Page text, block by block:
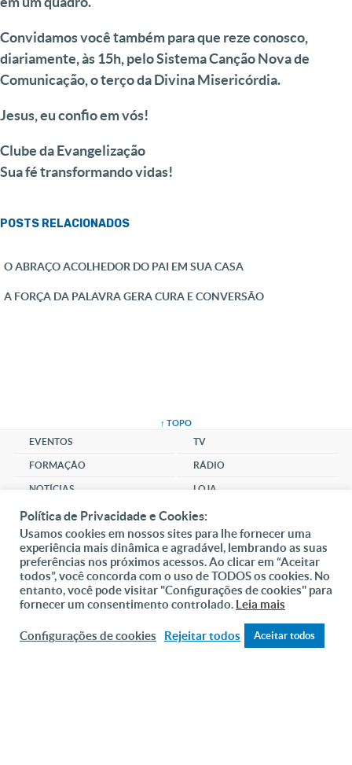
Convidamos você também para que reze conosco,
diariamente, às 15h, pelo Sistema Canção Nova de
Comunicação, o terço da Divina Misericórdia.
Jesus, eu confio em vós!
Clube da Evangelização
Sua fé transformando vidas!
POSTS RELACIONADOS
O ABRAÇO ACOLHEDOR DO PAI EM SUA CASA
A FORÇA DA PALAVRA GERA CURA E CONVERSÃO
↑ TOPO
EVENTOS
FORMAÇÃO
NOTÍCIAS
MÚSICA
CLUBE
SANTUÁRIO
COMUNIDADE
SOCIAL
TV
RÁDIO
LOJA
DAI-ME ALMAS
Política de Privacidade e Cookies:
Usamos cookies em nossos sites para lhe fornecer uma
experiência mais dinâmica e agradável, lembrando as suas
preferências nos próximos acessos. Ao clicar em “Aceitar
todos”, você concorda com o uso de TODOS os cookies. No
entanto, você pode visitar "Configurações de cookies" para
fornecer um consentimento controlado. Leia mais
Configurações de cookies Rejeitar todos Aceitar todosCHAT